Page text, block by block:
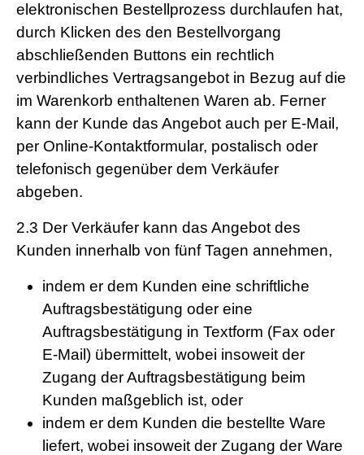
elektronischen Bestellprozess durchlaufen hat,
durch Klicken des den Bestellvorgang
abschließenden Buttons ein rechtlich
verbindliches Vertragsangebot in Bezug auf die
im Warenkorb enthaltenen Waren ab. Ferner
kann der Kunde das Angebot auch per E-Mail,
per Online-Kontaktformular, postalisch oder
telefonisch gegenüber dem Verkäufer
abgeben.
2.3 Der Verkäufer kann das Angebot des
Kunden innerhalb von fünf Tagen annehmen,
indem er dem Kunden eine schriftliche
Auftragsbestätigung oder eine
Auftragsbestätigung in Textform (Fax oder
E-Mail) übermittelt, wobei insoweit der
Zugang der Auftragsbestätigung beim
Kunden maßgeblich ist, oder
indem er dem Kunden die bestellte Ware
liefert, wobei insoweit der Zugang der Ware